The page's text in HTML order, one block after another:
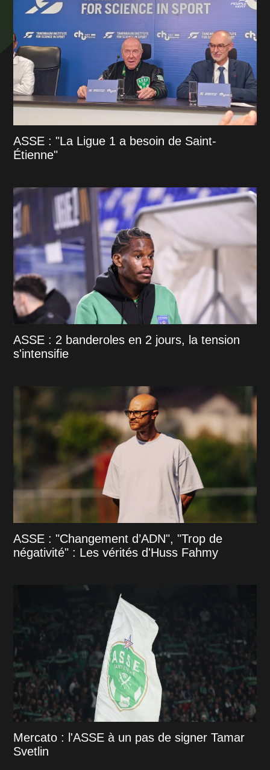
ASSE : "La Ligue 1 a besoin de Saint-
Étienne"
ASSE : 2 banderoles en 2 jours, la tension
s'intensifie
ASSE : "Changement d’ADN", "Trop de
négativité" : Les vérités d'Huss Fahmy
Mercato : l'ASSE à un pas de signer Tamar
Svetlin